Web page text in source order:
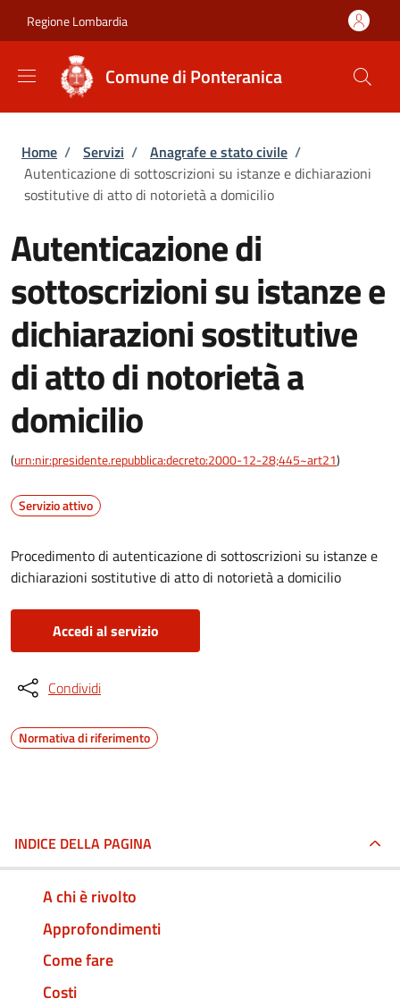
Regione Lombardia
Comune di Ponteranica
Briciole di pane
Home / Servizi / Anagrafe e stato civile /
Autenticazione di sottoscrizioni su istanze e dichiarazioni
sostitutive di atto di notorietà a domicilio
Autenticazione di
sottoscrizioni su istanze e
dichiarazioni sostitutive
di atto di notorietà a
domicilio
(urn:nir:presidente.repubblica:decreto:2000-12-28;445~art21)
Servizio attivo
Procedimento di autenticazione di sottoscrizioni su istanze e
dichiarazioni sostitutive di atto di notorietà a domicilio
Accedi al servizio
Condividi
Normativa di riferimento
INDICE DELLA PAGINA
A chi è rivolto
Approfondimenti
Come fare
Costi